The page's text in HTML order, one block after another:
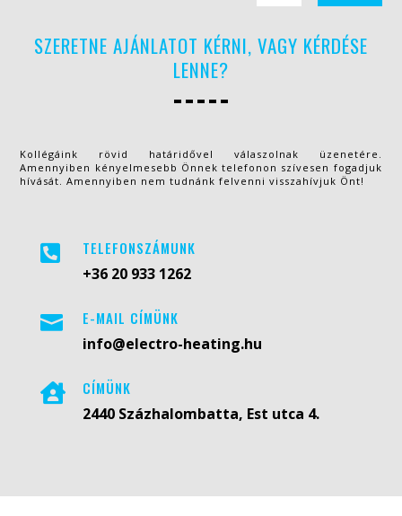
SZERETNE AJÁNLATOT KÉRNI, VAGY KÉRDÉSE
LENNE?
Kollégáink rövid határidővel válaszolnak üzenetére.
Amennyiben kényelmesebb Önnek telefonon szívesen fogadjuk
hívását. Amennyiben nem tudnánk felvenni visszahívjuk Önt!

TELEFONSZÁMUNK
+36 20 933 1262

E-MAIL CÍMÜNK
info@electro-heating.hu

CÍMÜNK
2440 Százhalombatta, Est utca 4.